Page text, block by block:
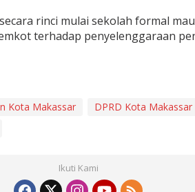
rinci mulai sekolah formal
terhadap penyelenggaraan
Kota Makassar
DPRD Kota Makassar
Ikuti Kami